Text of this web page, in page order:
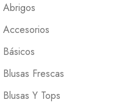
Abrigos
Accesorios
Básicos
Blusas Frescas
Blusas Y Tops